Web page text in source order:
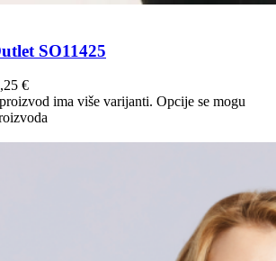
SO11425
€
ima više varijanti. Opcije se mogu